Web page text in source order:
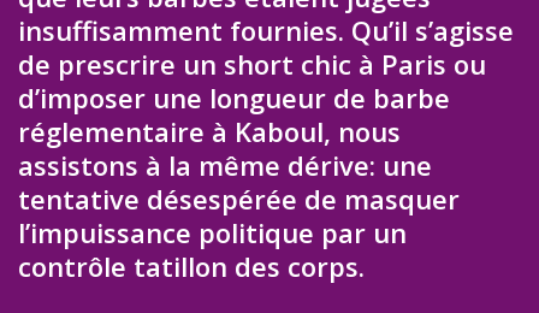
insuffisamment fournies. Qu’il s’agisse
de prescrire un short chic à Paris ou
d’imposer une longueur de barbe
réglementaire à Kaboul, nous
assistons à la même dérive: une
tentative désespérée de masquer
l’impuissance politique par un
contrôle tatillon des corps.